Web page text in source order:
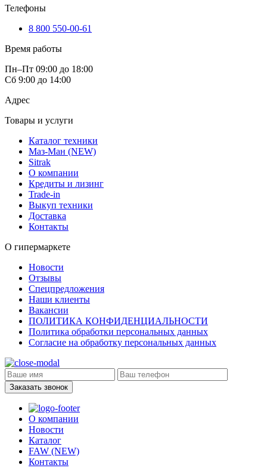
Телефоны
8 800 550-00-61
Время работы
Пн–Пт 09:00 до 18:00
Сб 9:00 до 14:00
Адрес
Товары и услуги
Каталог техники
Маз-Ман (NEW)
Sitrak
О компании
Кредиты и лизинг
Trade-in
Выкуп техники
Доставка
Контакты
О гипермаркете
Новости
Отзывы
Спецпредложения
Наши клиенты
Вакансии
ПОЛИТИКА КОНФИДЕНЦИАЛЬНОСТИ
Политика обработки персональных данных
Согласие на обработку персональных данных
Заказать звонок
О компании
Новости
Каталог
FAW (NEW)
Контакты